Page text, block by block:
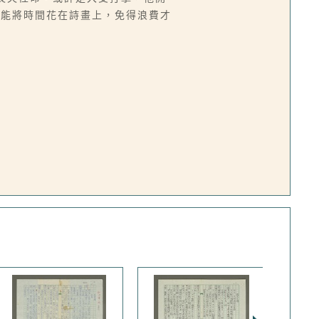
將時間花在詩畫上，免得浪費才